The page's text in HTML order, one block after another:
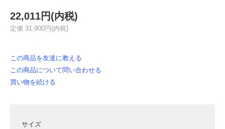
22,011円(内税)
定価 31,900円(内税)
この商品を友達に教える
この商品について問い合わせる
買い物を続ける
サイズ